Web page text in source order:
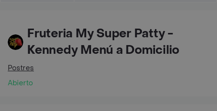
Fruteria My Super Patty -
Kennedy Menú a Domicilio
Postres
Abierto